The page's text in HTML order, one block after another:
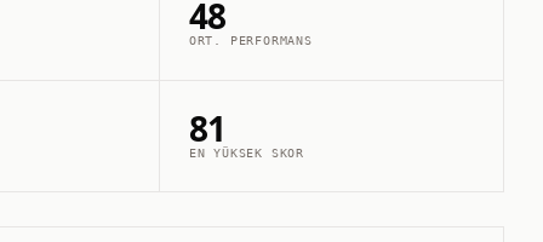
48
ORT. PERFORMANS
81
EN YÜKSEK SKOR